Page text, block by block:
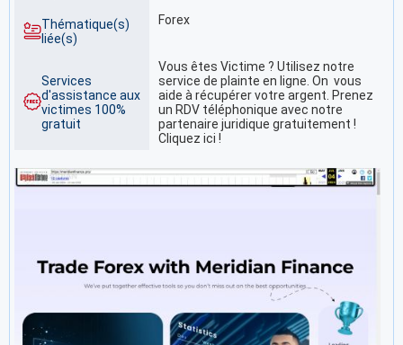
Thématique(s)
liée(s)
Forex
Services
d'assistance aux
victimes 100%
gratuit
Vous êtes Victime ? Utilisez notre
service de plainte en ligne. On vous
aide à récupérer votre argent. Prenez
un RDV téléphonique avec notre
partenaire juridique gratuitement !
Cliquez ici !